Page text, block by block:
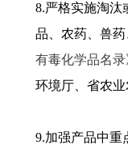
8.严格实施淘汰
品、农药、兽
有毒化学品名录
环境厅、省农
9.加强产品中重